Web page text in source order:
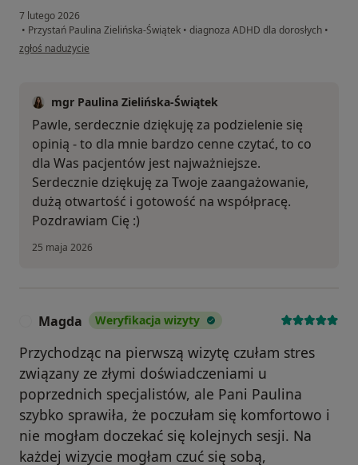
7 lutego 2026
• Przystań Paulina Zielińska-Świątek • diagnoza ADHD dla dorosłych •
w opinii użytkownika Paweł
zgłoś nadużycie
mgr Paulina Zielińska-Świątek
Pawle, serdecznie dziękuję za podzielenie się
opinią - to dla mnie bardzo cenne czytać, to co
dla Was pacjentów jest najważniejsze.
Serdecznie dziękuję za Twoje zaangażowanie,
dużą otwartość i gotowość na współpracę.
Pozdrawiam Cię :)
25 maja 2026
Magda Weryfikacja wizyty
Przychodząc na pierwszą wizytę czułam stres
związany ze złymi doświadczeniami u
poprzednich specjalistów, ale Pani Paulina
szybko sprawiła, że poczułam się komfortowo i
nie mogłam doczekać się kolejnych sesji. Na
każdej wizycie mogłam czuć się sobą,